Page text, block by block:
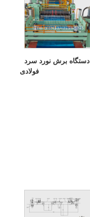
دستگاه برش نورد سرد
فولادی